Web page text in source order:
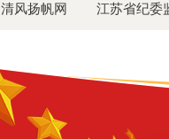
清风扬帆网 江苏省纪委